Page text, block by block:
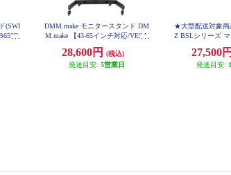
(SWI
DMM.make モニタースタンド DM
M.make 【43-65インチ対応/VESA
ま高さ調整可能/ブラック/2022年8
月モデル】 DKS-LCS14
28,600円
(税込)
発送目安: 5営業日
★大型配送対象商
Z BSLシリーズ
型テレビ対応)
27,500円
発送目安: